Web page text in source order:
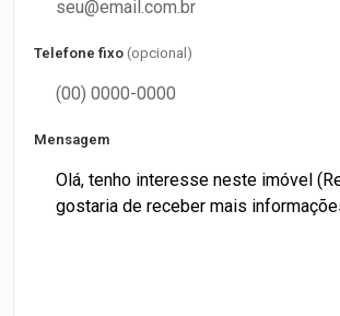
Telefone fixo (opcional)
Mensagem